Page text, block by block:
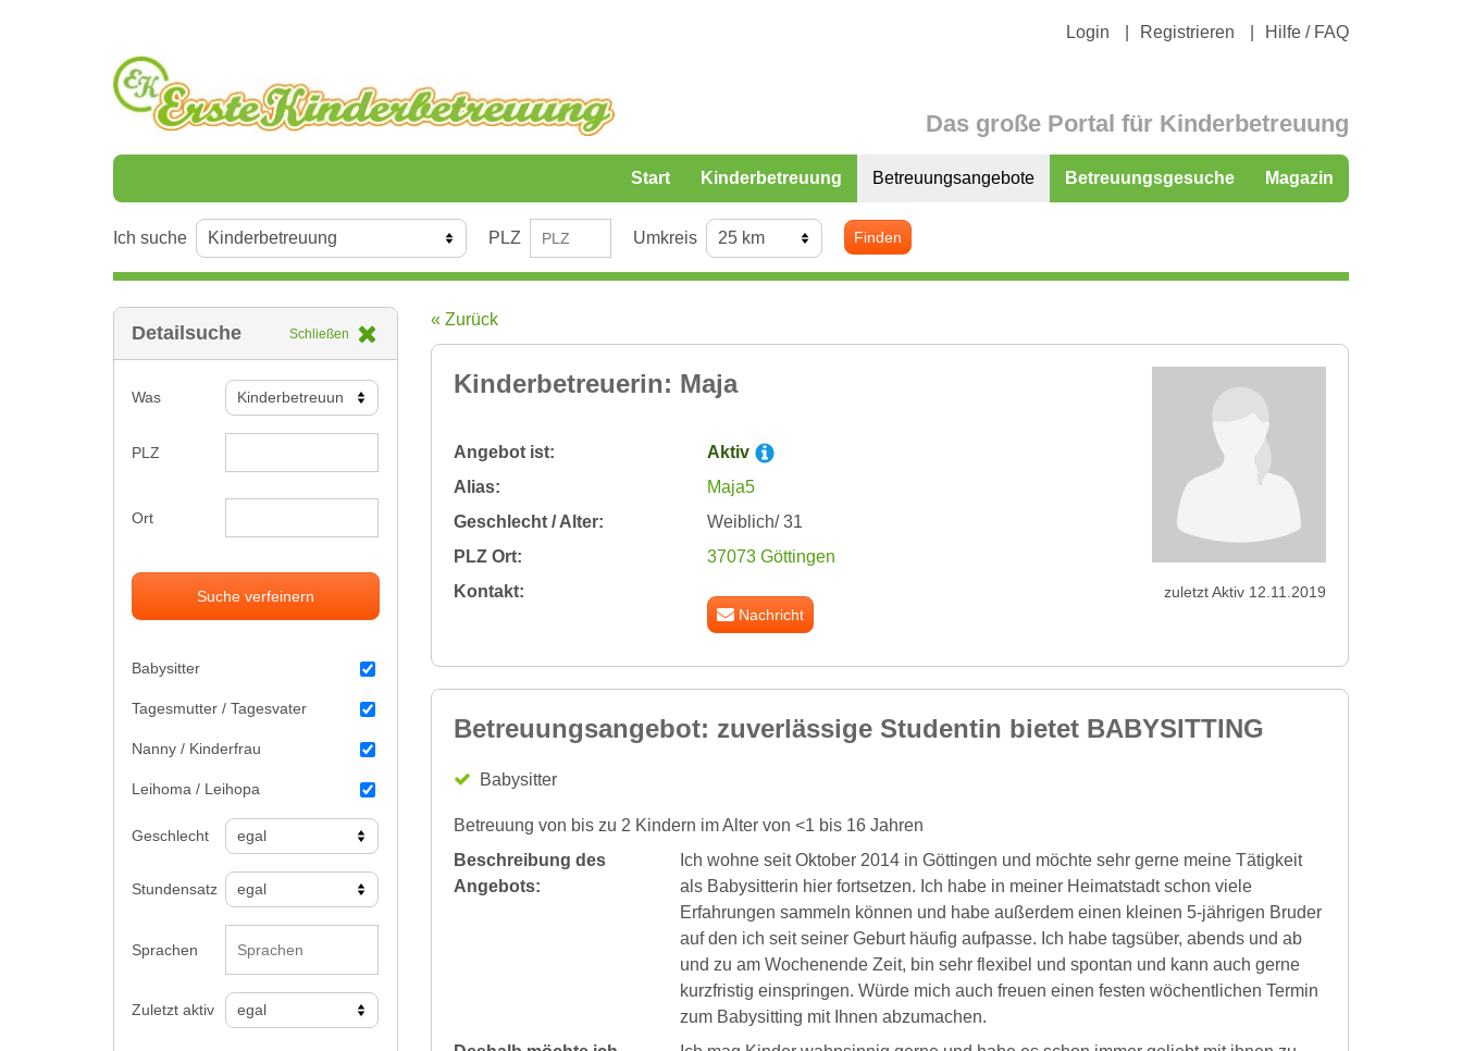
Login Registrieren Hilfe / FAQ
Das große Portal für Kinderbetreuung
Start Kinderbetreuung Betreuungsangebote Betreuungsgesuche Magazin
Ich suche PLZ Umkreis Finden
Detailsuche Schließen
Was
PLZ
Ort
Suche verfeinern
Babysitter
Tagesmutter / Tagesvater
Nanny / Kinderfrau
Leihoma / Leihopa
Geschlecht
Stundensatz
Sprachen
Zuletzt aktiv
« Zurück
Kinderbetreuerin: Maja
Angebot ist:
Aktiv
Alias:
Maja5
Geschlecht / Alter:
Weiblich/ 31
PLZ Ort:
37073 Göttingen
Kontakt:
Nachricht
zuletzt Aktiv 12.11.2019
Betreuungsangebot: zuverlässige Studentin bietet BABYSITTING
Babysitter
Betreuung von bis zu 2 Kindern im Alter von <1 bis 16 Jahren
Beschreibung des
Angebots:
Ich wohne seit Oktober 2014 in Göttingen und möchte sehr gerne meine Tätigkeit
als Babysitterin hier fortsetzen. Ich habe in meiner Heimatstadt schon viele
Erfahrungen sammeln können und habe außerdem einen kleinen 5-jährigen Bruder
auf den ich seit seiner Geburt häufig aufpasse. Ich habe tagsüber, abends und ab
und zu am Wochenende Zeit, bin sehr flexibel und spontan und kann auch gerne
kurzfristig einspringen. Würde mich auch freuen einen festen wöchentlichen Termin
zum Babysitting mit Ihnen abzumachen.